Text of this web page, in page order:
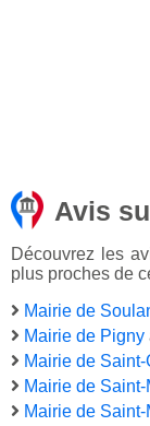
Avis
Découvrez les
plus proches de
Mairie de
Mairie de Pigny
Mairie de
Mairie de
Mairie de